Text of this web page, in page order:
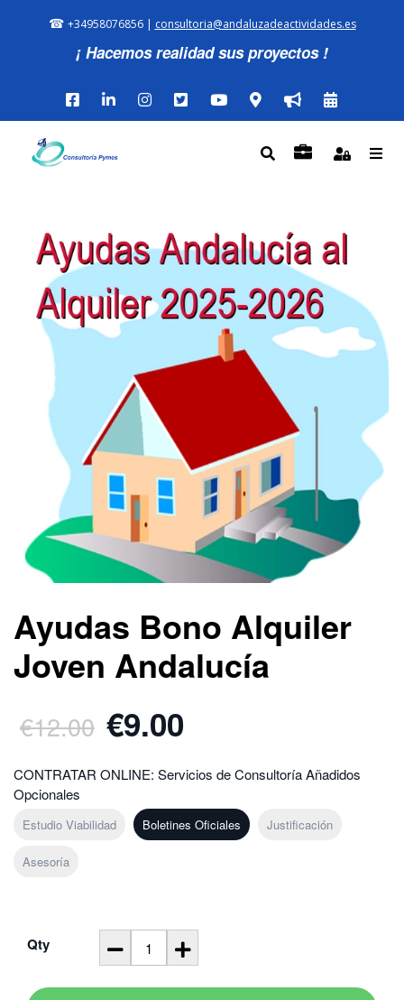
☎ +34958076856 | consultoria@andaluzadeactividades.es
¡ Hacemos realidad sus proyectos !
Ayudas Bono Alquiler
Joven Andalucía
€12.00 €9.00
CONTRATAR ONLINE: Servicios de Consultoría Añadidos
Opcionales
Estudio Viabilidad Boletines Oficiales Justificación
Asesoría
Qty